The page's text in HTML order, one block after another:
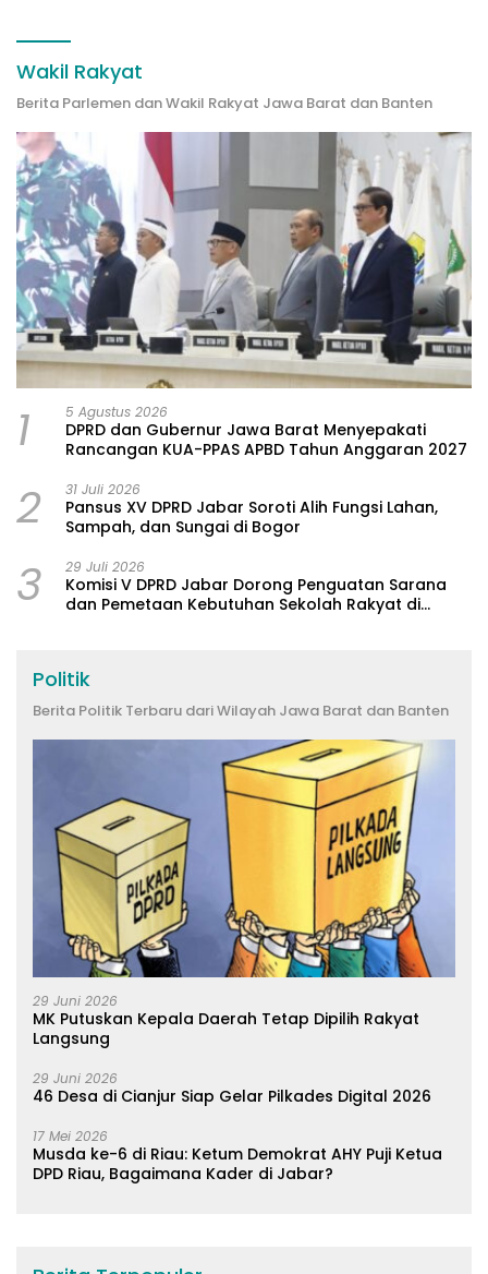
Wakil Rakyat
Berita Parlemen dan Wakil Rakyat Jawa Barat dan Banten
1 5 Agustus 2026
DPRD dan Gubernur Jawa Barat Menyepakati
Rancangan KUA-PPAS APBD Tahun Anggaran 2027
2 31 Juli 2026
Pansus XV DPRD Jabar Soroti Alih Fungsi Lahan,
Sampah, dan Sungai di Bogor
3 29 Juli 2026
Komisi V DPRD Jabar Dorong Penguatan Sarana
dan Pemetaan Kebutuhan Sekolah Rakyat di
Politik
Berita Politik Terbaru dari Wilayah Jawa Barat dan Banten
29 Juni 2026
MK Putuskan Kepala Daerah Tetap Dipilih Rakyat
Langsung
29 Juni 2026
46 Desa di Cianjur Siap Gelar Pilkades Digital 2026
17 Mei 2026
Musda ke-6 di Riau: Ketum Demokrat AHY Puji Ketua
DPD Riau, Bagaimana Kader di Jabar?